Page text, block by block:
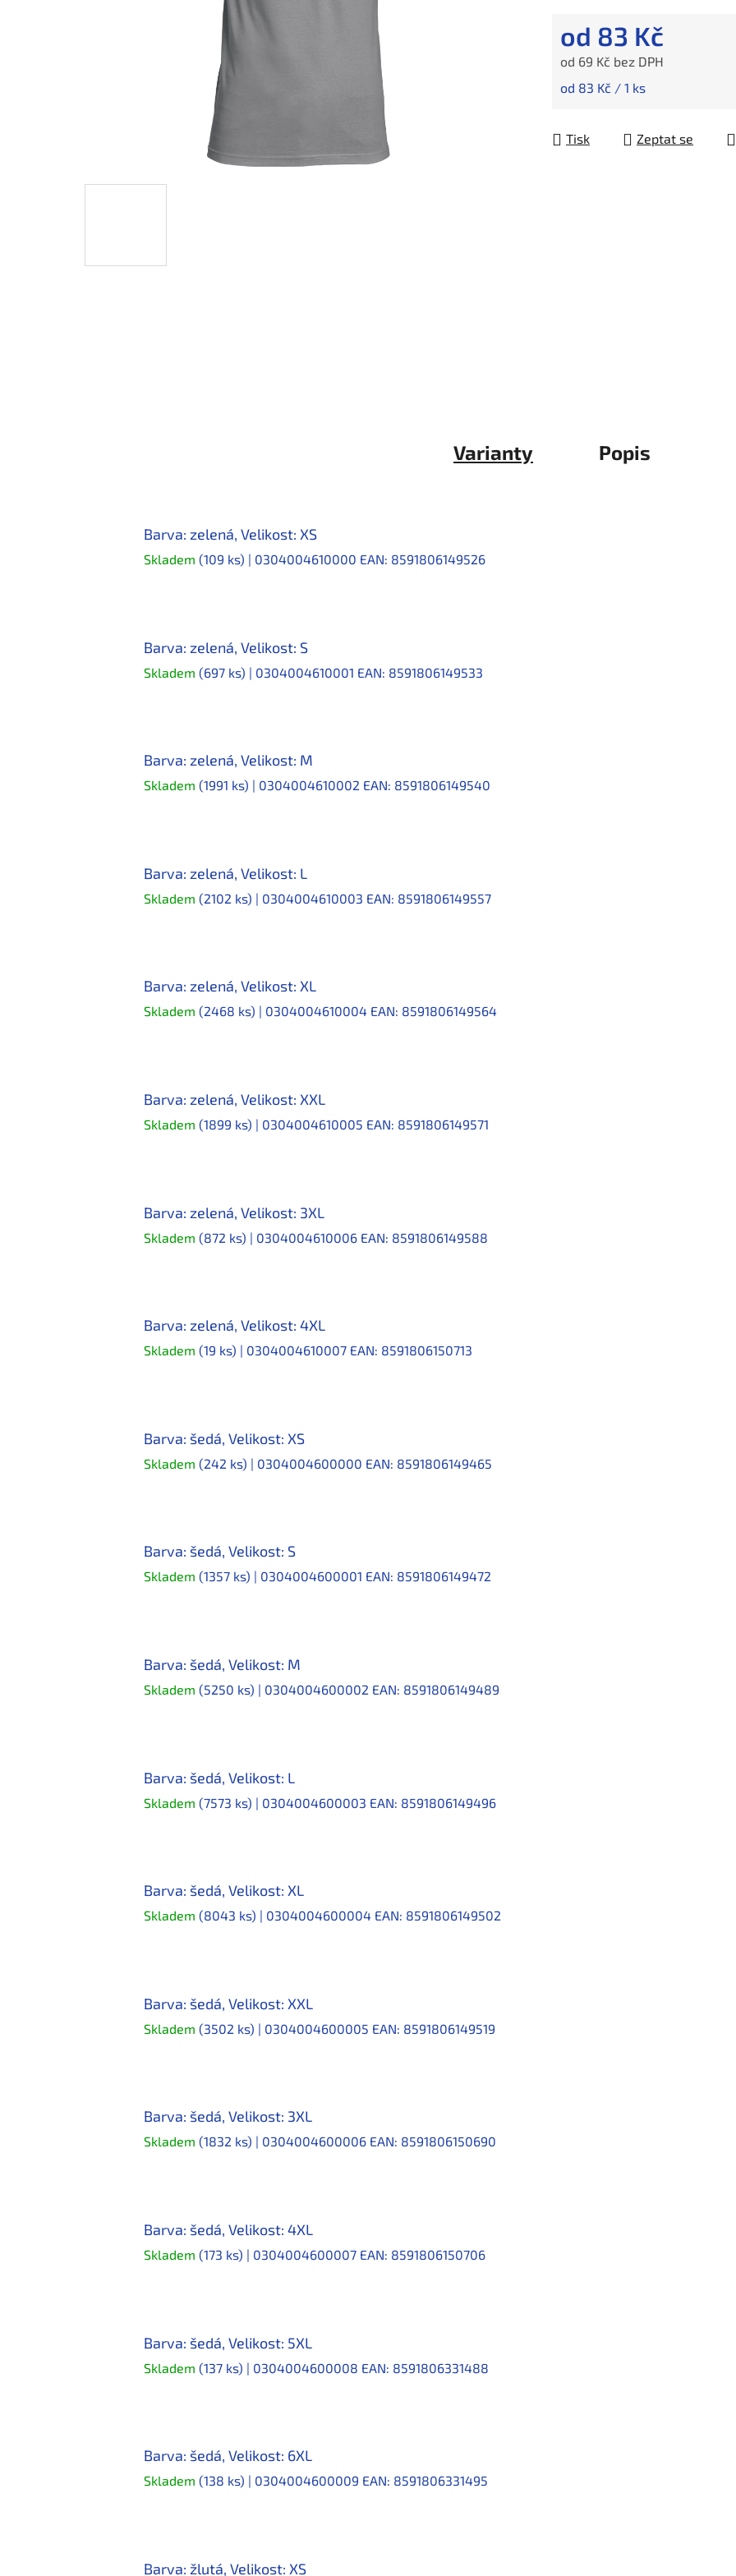
od 83 Kč
od 69 Kč bez DPH
Měrná cena:
od 83 Kč / 1 ks
Tisk Zeptat se
Varianty Popis
Barva: zelená, Velikost: XS
Skladem (109 ks) | 0304004610000 EAN: 8591806149526
Barva: zelená, Velikost: S
Skladem (697 ks) | 0304004610001 EAN: 8591806149533
Barva: zelená, Velikost: M
Skladem (1991 ks) | 0304004610002 EAN: 8591806149540
Barva: zelená, Velikost: L
Skladem (2102 ks) | 0304004610003 EAN: 8591806149557
Barva: zelená, Velikost: XL
Skladem (2468 ks) | 0304004610004 EAN: 8591806149564
Barva: zelená, Velikost: XXL
Skladem (1899 ks) | 0304004610005 EAN: 8591806149571
Barva: zelená, Velikost: 3XL
Skladem (872 ks) | 0304004610006 EAN: 8591806149588
Barva: zelená, Velikost: 4XL
Skladem (19 ks) | 0304004610007 EAN: 8591806150713
Barva: šedá, Velikost: XS
Skladem (242 ks) | 0304004600000 EAN: 8591806149465
Barva: šedá, Velikost: S
Skladem (1357 ks) | 0304004600001 EAN: 8591806149472
Barva: šedá, Velikost: M
Skladem (5250 ks) | 0304004600002 EAN: 8591806149489
Barva: šedá, Velikost: L
Skladem (7573 ks) | 0304004600003 EAN: 8591806149496
Barva: šedá, Velikost: XL
Skladem (8043 ks) | 0304004600004 EAN: 8591806149502
Barva: šedá, Velikost: XXL
Skladem (3502 ks) | 0304004600005 EAN: 8591806149519
Barva: šedá, Velikost: 3XL
Skladem (1832 ks) | 0304004600006 EAN: 8591806150690
Barva: šedá, Velikost: 4XL
Skladem (173 ks) | 0304004600007 EAN: 8591806150706
Barva: šedá, Velikost: 5XL
Skladem (137 ks) | 0304004600008 EAN: 8591806331488
Barva: šedá, Velikost: 6XL
Skladem (138 ks) | 0304004600009 EAN: 8591806331495
Barva: žlutá, Velikost: XS